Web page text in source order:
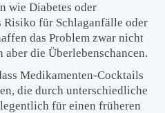
wie Diabetes oder
für Schlaganfälle oder
das Problem zwar nicht
aber die Überlebenschancen.
Medikamenten-Cocktails
die durch unterschiedliche
für einen früheren